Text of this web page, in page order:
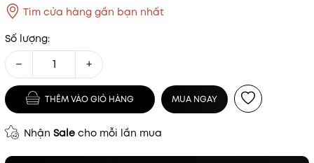
Tìm cửa hàng gần bạn nhất
Số lượng:
− +
THÊM VÀO GIỎ HÀNG MUA NGAY
Nhận Sale cho mỗi lần mua